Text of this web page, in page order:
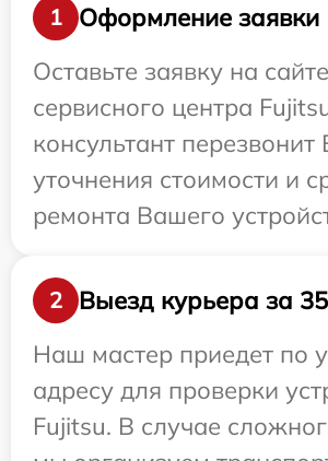
1
Оформление заявки
Оставьте заявку на сайте
сервисного центра
консультант
уточнения стоимости и
ремонта Вашего
2
Выезд курьера за
Наш мастер приедет по
адресу для проверки
Fujitsu. В случае